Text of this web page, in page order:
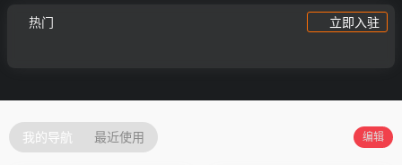
热门 立即入驻
我的导航 最近使用 编辑